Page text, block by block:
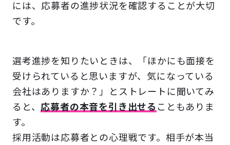
には、応募者の進捗状況を確認することが大切
です。
選考進捗を知りたいときは、「ほかにも面接を
受けられていると思いますが、気になっている
会社はありますか？」とストレートに聞いてみ
ると、 応募者の本音を引き出せる こともありま
す。
採用活動は応募者との心理戦です。相手が本当